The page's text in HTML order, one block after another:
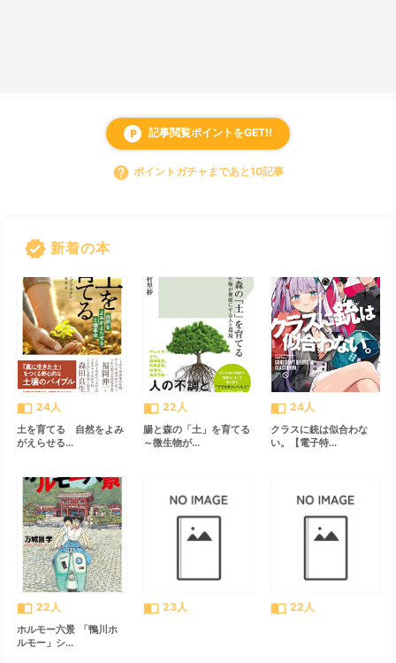
local_parking 記事閲覧ポイントをGET!!
help ポイントガチャまであと10記事
verified 新着の本
import_contacts 24人
土を育てる 自然をよみ
がえらせる...
import_contacts 22人
腸と森の「土」を育てる
～微生物が...
import_contacts 24人
クラスに銃は似合わな
い。【電子特...
import_contacts 22人
ホルモー六景 「鴨川ホ
ルモー」シ...
import_contacts 23人 import_contacts 22人